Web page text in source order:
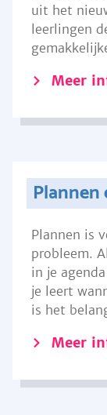
uit het
leerlingen
Meer
Plannen is
probleem.
in je
je leert
is het
Meer